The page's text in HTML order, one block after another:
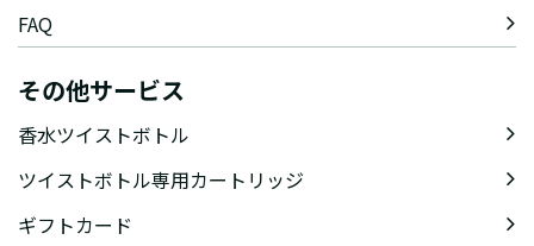
FAQ
その他サービス
香水ツイストボトル
ツイストボトル専用カートリッジ
ギフトカード